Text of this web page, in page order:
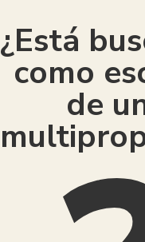
¿Está
como
de